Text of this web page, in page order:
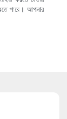
পারে। আপনার